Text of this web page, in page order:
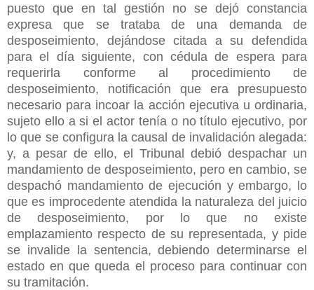
puesto que en tal gestión no se dejó constancia
expresa que se trataba de una demanda de
desposeimiento, dejándose citada a su defendida
para el día siguiente, con cédula de espera para
requerirla conforme al procedimiento de
desposeimiento, notificación que era presupuesto
necesario para incoar la acción ejecutiva u ordinaria,
sujeto ello a si el actor tenía o no título ejecutivo, por
lo que se configura la causal de invalidación alegada:
y, a pesar de ello, el Tribunal debió despachar un
mandamiento de desposeimiento, pero en cambio, se
despachó mandamiento de ejecución y embargo, lo
que es improcedente atendida la naturaleza del juicio
de desposeimiento, por lo que no existe
emplazamiento respecto de su representada, y pide
se invalide la sentencia, debiendo determinarse el
estado en que queda el proceso para continuar con
su tramitación.